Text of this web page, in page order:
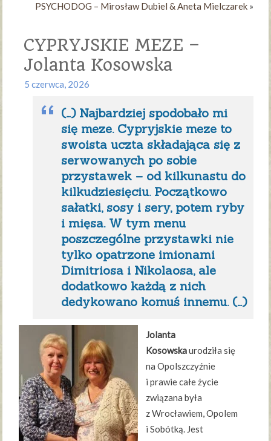
PSYCHODOG – Mirosław Dubiel & Aneta Mielczarek»
CYPRYJSKIE MEZE –
Jolanta Kosowska
5 czerwca, 2026
(…) Najbardziej spodobało mi
się meze. Cypryjskie meze to
swoista uczta składająca się z
serwowanych po sobie
przystawek – od kilkunastu do
kilkudziesięciu. Początkowo
sałatki, sosy i sery, potem ryby
i mięsa. W tym menu
poszczególne przystawki nie
tylko opatrzone imionami
Dimitriosa i Nikolaosa, ale
dodatkowo każdą z nich
dedykowano komuś innemu. (…)
Jolanta
Kosowskaurodziła się
na Opolszczyźnie
i prawie całe życie
związana była
z Wrocławiem, Opolem
i Sobótką. Jest